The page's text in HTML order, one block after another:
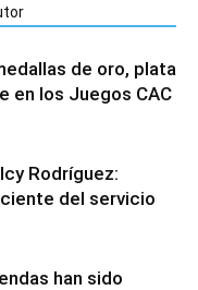
de oro, plata
en los Juegos CAC
Rodríguez:
del servicio
han sido